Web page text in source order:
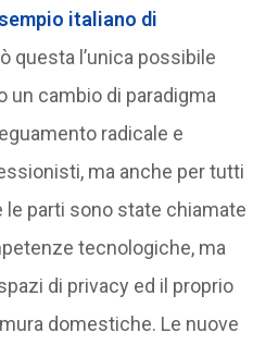
italiano di
questa l’unica possibile
un cambio di paradigma
radicale e
ma anche per tutti
le parti sono state chiamate
tecnologiche, ma
di privacy ed il proprio
domestiche. Le nuove